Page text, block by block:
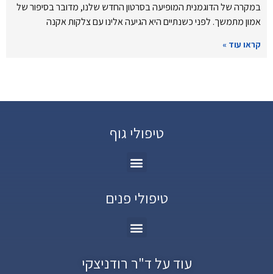
במקרה של הדוגמנית המופיעה בסרטון החדש שלנו, מדובר בסיפור של
אמון מתמשך. לפני כשנתיים היא הגיעה אלינו עם צלקות אקנה
קראו עוד »
טיפולי גוף
טיפולי פנים
עוד על ד"ר רודניצקי